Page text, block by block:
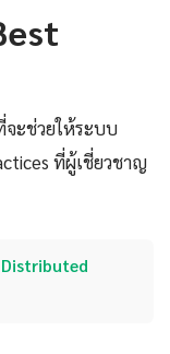
จะช่วยให้ระบบ
ที่ผู้เชี่ยวชาญ